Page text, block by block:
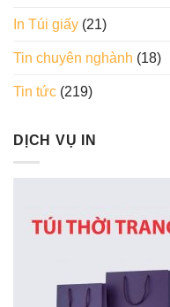
In Túi giấy (21)
Tin chuyên nghành (18)
Tin tức (219)
DỊCH VỤ IN